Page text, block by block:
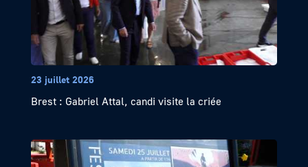
23 juillet 2026
Brest : Gabriel Attal, candi visite la criée